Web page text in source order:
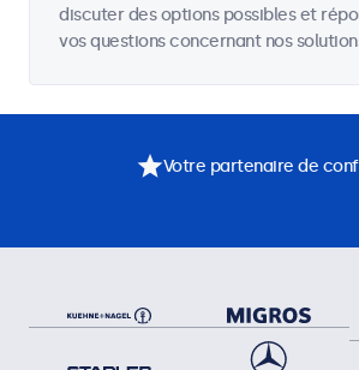
discuter des options possibles et
vos questions concernant nos
Votre partenaire de